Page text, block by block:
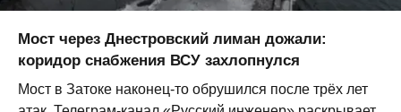
Мост через Днестровский лиман дожали:
коридор снабжения ВСУ захлопнулся
Мост в Затоке наконец-то обрушился после трёх лет